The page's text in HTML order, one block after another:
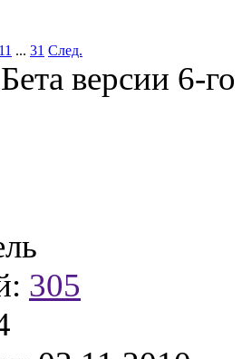
11 ... 31 След.
Бета версии 6-
305